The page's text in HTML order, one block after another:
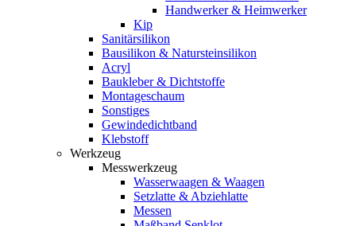
Handwerker & Heimwerker
Kip
Sanitärsilikon
Bausilikon & Natursteinsilikon
Acryl
Baukleber & Dichtstoffe
Montageschaum
Sonstiges
Gewindedichtband
Klebstoff
Werkzeug
Messwerkzeug
Wasserwaagen & Waagen
Setzlatte & Abziehlatte
Messen